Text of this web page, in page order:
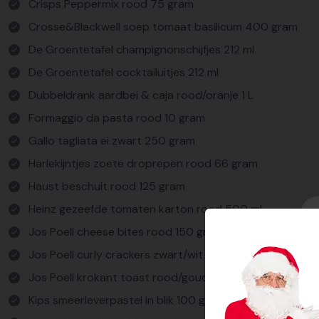
Crisps Peppermix rood 75 gram
Crosse&Blackwell soep tomaat basilicum 400 gram
De Groentetafel champignonschijfjes 212 ml
De Groentetafel cocktailuitjes 212 ml
Dubbeldrank aardbei & caja rood/oranje 1 L
Formaggio da pasta rood 10 gram
Gallo tagliata ei zwart 250 gram
Harlekijntjes zoete droprepen rood 66 gram
Haust beschuit rood 125 gram
Heinz gezeefde tomaten karton rood 500 ml
Jos Poell cheese bites rood 150 gram
Jos Poell curly crackers zwart/wit 65 gram
Jos Poell krokant toast rood/goud 75 gram
Kips smeerleverpastei in blik 100 gram